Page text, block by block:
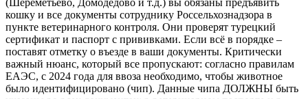
кошку и все документы сотруднику Россельхознадзора в
пункте ветеринарного контроля. Они проверят турецкий
сертификат и паспорт с прививками. Если всё в порядке –
поставят отметку о въезде в ваши документы. Критически
важный нюанс, который все пропускают: согласно правилам
ЕАЭС, с 2024 года для ввоза необходимо, чтобы животное
было идентифицировано (чип). Данные чипа ДОЛЖНЫ быть